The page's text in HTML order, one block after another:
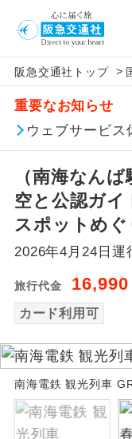
阪急交通社トップ >
重要なお知らせ
ウェブサービス
（南海なん
空と公認ガ
スポットめ
2026年4月24日運
旅行代金 16,990
カード利用可
南海電鉄 観光列車
アイコン
添乗員同行
現地添乗員同
行
バスガイド乗
務
新コース
絶景
温泉